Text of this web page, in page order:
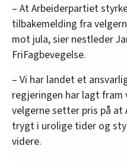
– At Arbeiderpartiet
tilbakemelding fra
mot jula, sier nestleder
FriFagbevegelse.
– Vi har landet et
regjeringen har lagt
velgerne setter pris på
trygt i urolige tider og
videre.